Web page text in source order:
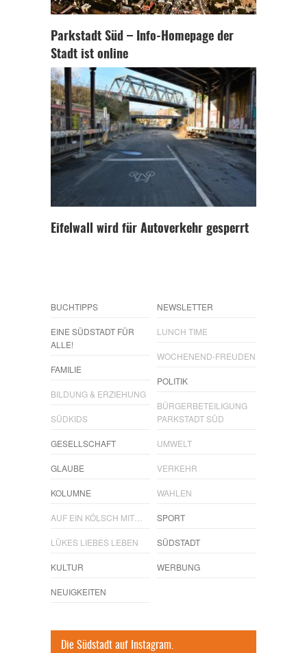
Parkstadt Süd – Info-Homepage der
Stadt ist online
Eifelwall wird für Autoverkehr gesperrt
BUCHTIPPS
EINE SÜDSTADT FÜR
ALLE!
FAMILIE
BILDUNG & ERZIEHUNG
SÜDKIDS
GESELLSCHAFT
GLAUBE
KOLUMNE
AUF EIN KÖLSCH MIT…
LÜKES LIEBES LEBEN
KULTUR
NEUIGKEITEN
NEWSLETTER
LUNCH TIME
WOCHENEND-FREUDEN
POLITIK
BÜRGERBETEILIGUNG
PARKSTADT SÜD
UMWELT
VERKEHR
WAHLEN
SPORT
SÜDSTADT
WERBUNG
Die Südstadt auf Instagram.